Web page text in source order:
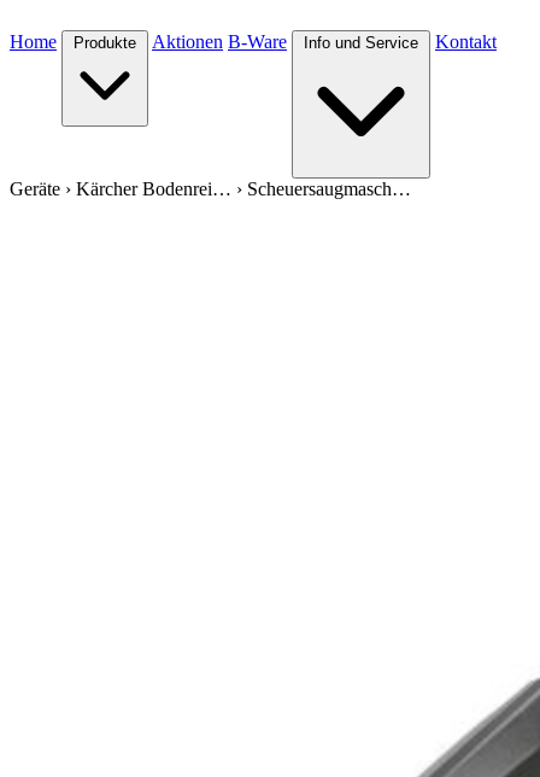
Home Produkte Aktionen B-Ware Info und Service Kontakt
Geräte › Kärcher Bodenrei… › Scheuersaugmasch…